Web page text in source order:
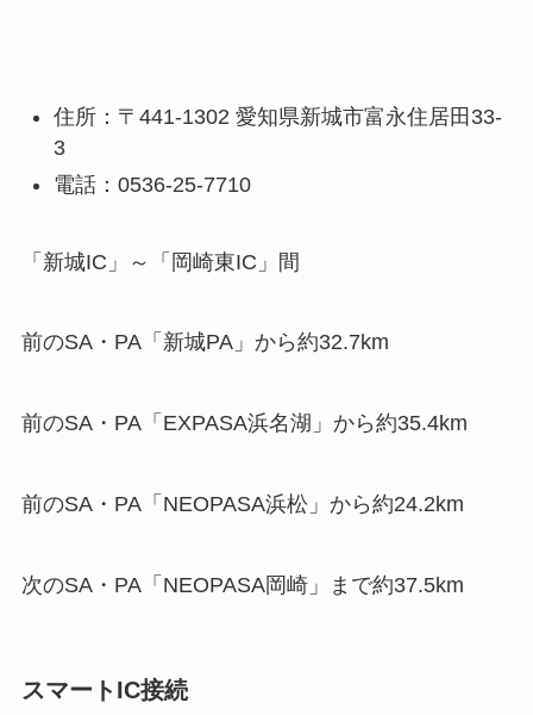
住所：〒441-1302 愛知県新城市富永住居田33-
3
電話：0536-25-7710
「新城IC」～「岡崎東IC」間
前のSA・PA「新城PA」から約32.7km
前のSA・PA「EXPASA浜名湖」から約35.4km
前のSA・PA「NEOPASA浜松」から約24.2km
次のSA・PA「NEOPASA岡崎」まで約37.5km
スマートIC接続